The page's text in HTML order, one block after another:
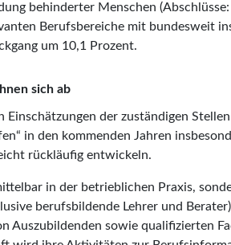
behinderter Menschen
Berufsbereiche mit bundesweit
um 10,1 Prozent.
sich ab
Einschätzungen der zuständigen
in den kommenden Jahren
rückläufig entwickeln.
in der betrieblichen Praxis,
berufsbildende Lehrer und
Auszubildenden sowie qualifizierten